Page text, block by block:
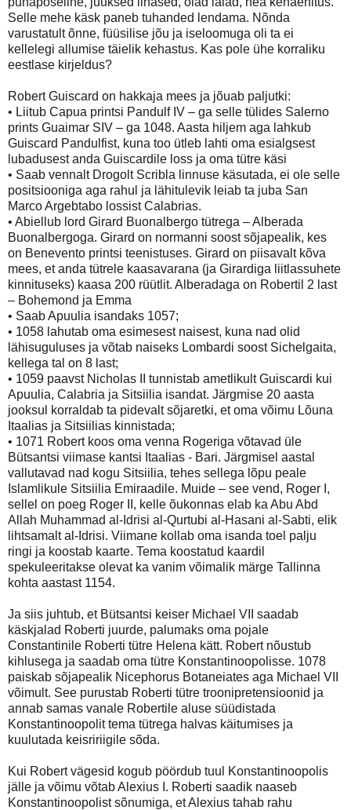
Selle mehe käsk paneb tuhanded lendama. Nõnda
varustatult õnne, füüsilise jõu ja iseloomuga oli ta ei
kellelegi allumise täielik kehastus. Kas pole ühe korraliku
eestlase kirjeldus?
Robert Guiscard on hakkaja mees ja jõuab paljutki:
• Liitub Capua printsi Pandulf IV – ga selle tülides Salerno
prints Guaimar SIV – ga 1048. Aasta hiljem aga lahkub
Guiscard Pandulfist, kuna too ütleb lahti oma esialgsest
lubadusest anda Guiscardile loss ja oma tütre käsi
• Saab vennalt Drogolt Scribla linnuse käsutada, ei ole selle
positsiooniga aga rahul ja lähitulevik leiab ta juba San
Marco Argebtabo lossist Calabrias.
• Abiellub lord Girard Buonalbergo tütrega – Alberada
Buonalbergoga. Girard on normanni soost sõjapealik, kes
on Benevento printsi teenistuses. Girard on piisavalt kõva
mees, et anda tütrele kaasavarana (ja Girardiga liitlassuhete
kinnituseks) kaasa 200 rüütlit. Alberadaga on Robertil 2 last
– Bohemond ja Emma
• Saab Apuulia isandaks 1057;
• 1058 lahutab oma esimesest naisest, kuna nad olid
lähisuguluses ja võtab naiseks Lombardi soost Sichelgaita,
kellega tal on 8 last;
• 1059 paavst Nicholas II tunnistab ametlikult Guiscardi kui
Apuulia, Calabria ja Sitsiilia isandat. Järgmise 20 aasta
jooksul korraldab ta pidevalt sõjaretki, et oma võimu Lõuna
Itaalias ja Sitsiilias kinnistada;
• 1071 Robert koos oma venna Rogeriga võtavad üle
Bütsantsi viimase kantsi Itaalias - Bari. Järgmisel aastal
vallutavad nad kogu Sitsiilia, tehes sellega lõpu peale
Islamlikule Sitsiilia Emiraadile. Muide – see vend, Roger I,
sellel on poeg Roger II, kelle õukonnas elab ka Abu Abd
Allah Muhammad al-Idrisi al-Qurtubi al-Hasani al-Sabti, elik
lihtsamalt al-Idrisi. Viimane kollab oma isanda toel palju
ringi ja koostab kaarte. Tema koostatud kaardil
spekuleeritakse olevat ka vanim võimalik märge Tallinna
kohta aastast 1154.
Ja siis juhtub, et Bütsantsi keiser Michael VII saadab
käskjalad Roberti juurde, palumaks oma pojale
Constantinile Roberti tütre Helena kätt. Robert nõustub
kihlusega ja saadab oma tütre Konstantinoopolisse. 1078
paiskab sõjapealik Nicephorus Botaneiates aga Michael VII
võimult. See purustab Roberti tütre troonipretensioonid ja
annab samas vanale Robertile aluse süüdistada
Konstantinoopolit tema tütrega halvas käitumises ja
kuulutada keisririigile sõda.
Kui Robert vägesid kogub pöördub tuul Konstantinoopolis
jälle ja võimu võtab Alexius I. Roberti saadik naaseb
Konstantinoopolist sõnumiga, et Alexius tahab rahu